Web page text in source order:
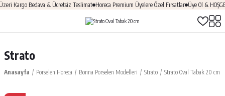
Kargo Bedava & Ücretsiz Teslimat Horeca Premium Üyelere Özel Fırsatlar Üye Ol &
Strato
Anasayfa Porselen Horeca Bonna Porselen Modelleri Strato Strato Oval Tabak 20 cm